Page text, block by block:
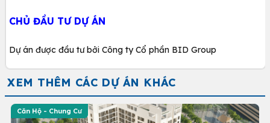
CHỦ ĐẦU TƯ DỰ ÁN
Dự án được đầu tư bởi Công ty Cổ phần BID Group
XEM THÊM CÁC DỰ ÁN KHÁC
Căn Hộ - Chung Cư